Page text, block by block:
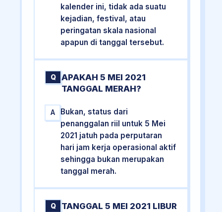
kalender ini, tidak ada suatu
kejadian, festival, atau
peringatan skala nasional
apapun di tanggal tersebut.
Q
APAKAH 5 MEI 2021
TANGGAL MERAH?
A
Bukan, status dari
penanggalan riil untuk 5 Mei
2021 jatuh pada perputaran
hari jam kerja operasional aktif
sehingga bukan merupakan
tanggal merah.
Q
TANGGAL 5 MEI 2021 LIBUR